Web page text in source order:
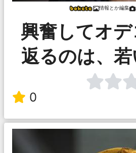
情報とか編集
興奮してオデ
返るのは、若
0